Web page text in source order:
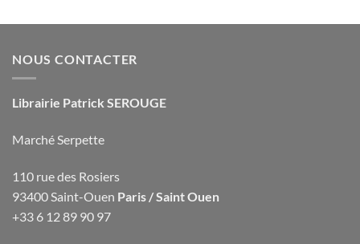
NOUS CONTACTER
Librairie Patrick SEROUGE
Marché Serpette
110 rue des Rosiers
93400 Saint-Ouen Paris / Saint Ouen
+33 6 12 89 90 97